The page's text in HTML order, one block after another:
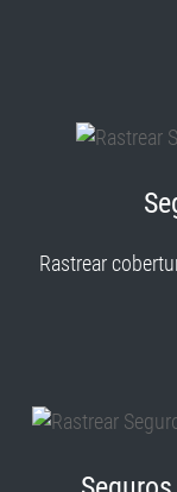
Rastrear